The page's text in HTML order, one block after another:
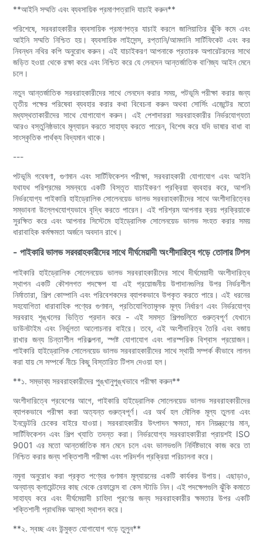
**আইনি সম্মতি এবং ব্যবসায়িক প্রমাণপত্রাদি যাচাই করুন**
পরিশেষে, সরবরাহকারীর ব্যবসায়িক প্রমাণপত্র যাচাই করলে জালিয়াতির ঝুঁকি কমে এবং
আইনি সম্মতি নিশ্চিত হয়। ব্যবসায়িক লাইসেন্স, রপ্তানি/আমদানি সার্টিফিকেট এবং কর
নিবন্ধন নথির কপি অনুরোধ করুন। এই যাচাইকরণ আপনাকে প্রতারক অপারেটরদের সাথে
জড়িত হওয়া থেকে রক্ষা করে এবং নিশ্চিত করে যে লেনদেন আন্তর্জাতিক বাণিজ্য আইন মেনে
চলে।
নতুন আন্তর্জাতিক সরবরাহকারীদের সাথে লেনদেন করার সময়, পটভূমি পরীক্ষা করার জন্য
তৃতীয় পক্ষের পরিষেবা ব্যবহার করার কথা বিবেচনা করুন অথবা সোর্সিং এজেন্টের মতো
মধ্যস্থতাকারীদের সাথে যোগাযোগ করুন। এই পেশাদাররা সরবরাহকারীর নির্ভরযোগ্যতা
আরও বস্তুনিষ্ঠভাবে মূল্যায়ন করতে সাহায্য করতে পারেন, বিশেষ করে যদি ভাষার বাধা বা
সাংস্কৃতিক পার্থক্য বিদ্যমান থাকে।
---
পটভূমি গবেষণা, গুণমান এবং সার্টিফিকেশন পরীক্ষা, সরবরাহকারী যোগাযোগ এবং আইনি
যথাযথ পরিশ্রমের সমন্বয়ে একটি বিস্তৃত যাচাইকরণ প্রক্রিয়া ব্যবহার করে, আপনি
নির্ভরযোগ্য পাইকারি হাইড্রোলিক সোলেনয়েড ভালভ সরবরাহকারীদের সাথে অংশীদারিত্বের
সম্ভাবনা উল্লেখযোগ্যভাবে বৃদ্ধি করতে পারেন। এই পরিশ্রম আপনার ক্রয় প্রক্রিয়াকে
সুরক্ষিত করে এবং আপনার সিস্টেমে হাইড্রোলিক সোলেনয়েড ভালভ সংহত করার সময়
ধারাবাহিক কর্মক্ষমতা অর্জনে অবদান রাখে।
- পাইকারি ভালভ সরবরাহকারীদের সাথে দীর্ঘমেয়াদী অংশীদারিত্ব গড়ে তোলার টিপস
পাইকারি হাইড্রোলিক সোলেনয়েড ভালভ সরবরাহকারীদের সাথে দীর্ঘমেয়াদী অংশীদারিত্ব
স্থাপন একটি কৌশলগত পদক্ষেপ যা এই প্রয়োজনীয় উপাদানগুলির উপর নির্ভরশীল
নির্মাতারা, শিল্প কোম্পানি এবং পরিবেশকদের ব্যাপকভাবে উপকৃত করতে পারে। এই ধরনের
সহযোগিতা ধারাবাহিক পণ্যের গুণমান, প্রতিযোগিতামূলক মূল্য নির্ধারণ এবং নির্ভরযোগ্য
সরবরাহ শৃঙ্খলের ভিত্তি প্রদান করে - এই সমস্ত শিল্পগুলিতে গুরুত্বপূর্ণ যেখানে
ডাউনটাইম এবং নির্ভুলতা আলোচনার বাইরে। তবে, এই অংশীদারিত্ব তৈরি এবং বজায়
রাখার জন্য চিন্তাশীল পরিকল্পনা, স্পষ্ট যোগাযোগ এবং পারস্পরিক বিশ্বাস প্রয়োজন।
পাইকারি হাইড্রোলিক সোলেনয়েড ভালভ সরবরাহকারীদের সাথে স্থায়ী সম্পর্ক কীভাবে লালন
করা যায় সে সম্পর্কে নীচে কিছু বিস্তারিত টিপস দেওয়া হল।
**১. সম্ভাব্য সরবরাহকারীদের পুঙ্খানুপুঙ্খভাবে পরীক্ষা করুন**
অংশীদারিত্বে প্রবেশের আগে, পাইকারি হাইড্রোলিক সোলেনয়েড ভালভ সরবরাহকারীদের
ব্যাপকভাবে পরীক্ষা করা অত্যন্ত গুরুত্বপূর্ণ। এর অর্থ হল মৌলিক মূল্য তুলনা এবং
ইনভেন্টরি চেকের বাইরে যাওয়া। সরবরাহকারীর উৎপাদন ক্ষমতা, মান নিয়ন্ত্রণের মান,
সার্টিফিকেশন এবং শিল্প খ্যাতি তদন্ত করা। নির্ভরযোগ্য সরবরাহকারীরা প্রায়শই ISO
9001 এর মতো আন্তর্জাতিক মান মেনে চলে এবং ভালভগুলি নির্দিষ্টভাবে কাজ করে তা
নিশ্চিত করার জন্য শক্তিশালী পরীক্ষা এবং পরিদর্শন প্রক্রিয়া পরিচালনা করে।
নমুনা অনুরোধ করা প্রকৃত পণ্যের গুণমান মূল্যায়নের একটি কার্যকর উপায়। এছাড়াও,
অন্যান্য ক্লায়েন্টদের কাছ থেকে রেফারেন্স বা কেস স্টাডি নিন। এই পদক্ষেপগুলি ঝুঁকি কমাতে
সাহায্য করে এবং দীর্ঘমেয়াদী চাহিদা পূরণের জন্য সরবরাহকারীর ক্ষমতার উপর একটি
শক্তিশালী প্রাথমিক আস্থা স্থাপন করে।
**২. স্বচ্ছ এবং উন্মুক্ত যোগাযোগ গড়ে তুলুন**